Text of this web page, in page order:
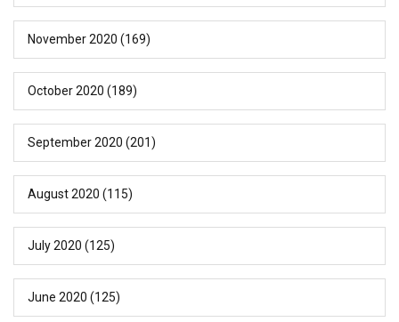
November 2020 (169)
October 2020 (189)
September 2020 (201)
August 2020 (115)
July 2020 (125)
June 2020 (125)